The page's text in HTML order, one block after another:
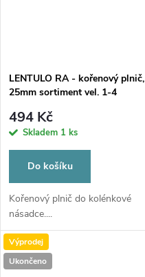
LENTULO RA - kořenový plnič,
25mm sortiment vel. 1-4
494 Kč
Skladem 1 ks
Do košíku
Kořenový plnič do kolénkové
násadce....
Výprodej
Ukončeno